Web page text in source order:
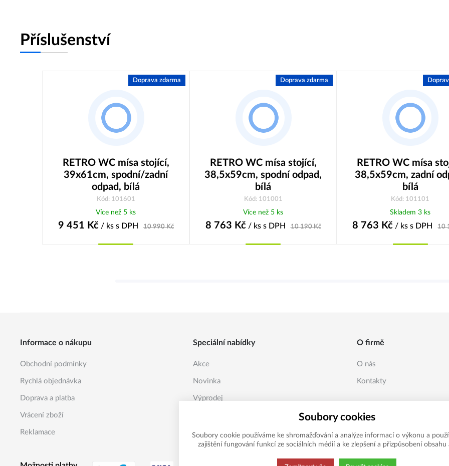
Příslušenství
Doprava zdarma
RETRO WC mísa stojící,
39x61cm, spodní/zadní
odpad, bílá
Kód: 101601
Více než 5 ks
9 451 Kč/ ks s DPH 10 990Kč
Doprava zdarma
RETRO WC mísa stojící,
38,5x59cm, spodní odpad,
bílá
Kód: 101001
Více než 5 ks
8 763 Kč/ ks s DPH 10 190Kč
RETRO WC mísa
38,5x59cm, zadní
bílá
Kód: 101101
Skladem 3 ks
8 763 Kč / kss DPH 10
Informace o nákupu
Obchodní podmínky
Rychlá objednávka
Doprava a platba
Vrácení zboží
Reklamace
Speciální nabídky
Akce
Novinka
Výprodej
O firmě
O nás
Kontakty
Soubory cookies
Soubory cookie používáme ke shromažďování a analýze informací o výkonu a
zajištění fungování funkcí ze sociálních médií a ke zlepšení a přizpůsobení obsahu